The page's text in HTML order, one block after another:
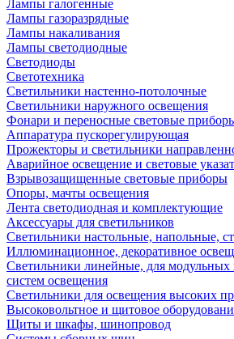
Лампы галогенные
Лампы газоразрядные
Лампы накаливания
Лампы светодиодные
Светодиоды
Светотехника
Светильники настенно-потолочные
Светильники наружного освещения
Фонари и переносные световые
Аппаратура пускорегулирующая
Прожекторы и светильники
Аварийное освещение и световые
Взрывозащищенные световые приборы
Опоры, мачты освещения
Лента светодиодная и комплектующие
Аксессуары для светильников
Светильники настольные, напольные,
Иллюминационное, декоративное
Светильники линейные, для модульных
систем освещения
Светильники для освещения высоких
Высоковольтное и щитовое
Щиты и шкафы, шинопровод